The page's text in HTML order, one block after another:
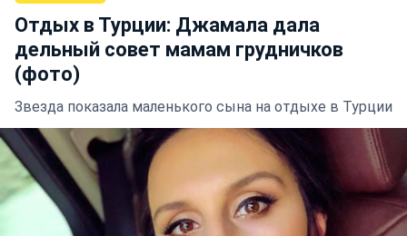
Отдых в Турции: Джамала дала
дельный совет мамам грудничков
(фото)
Звезда показала маленького сына на отдыхе в Турции